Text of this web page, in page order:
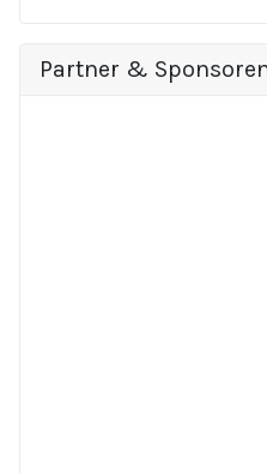
Partner &